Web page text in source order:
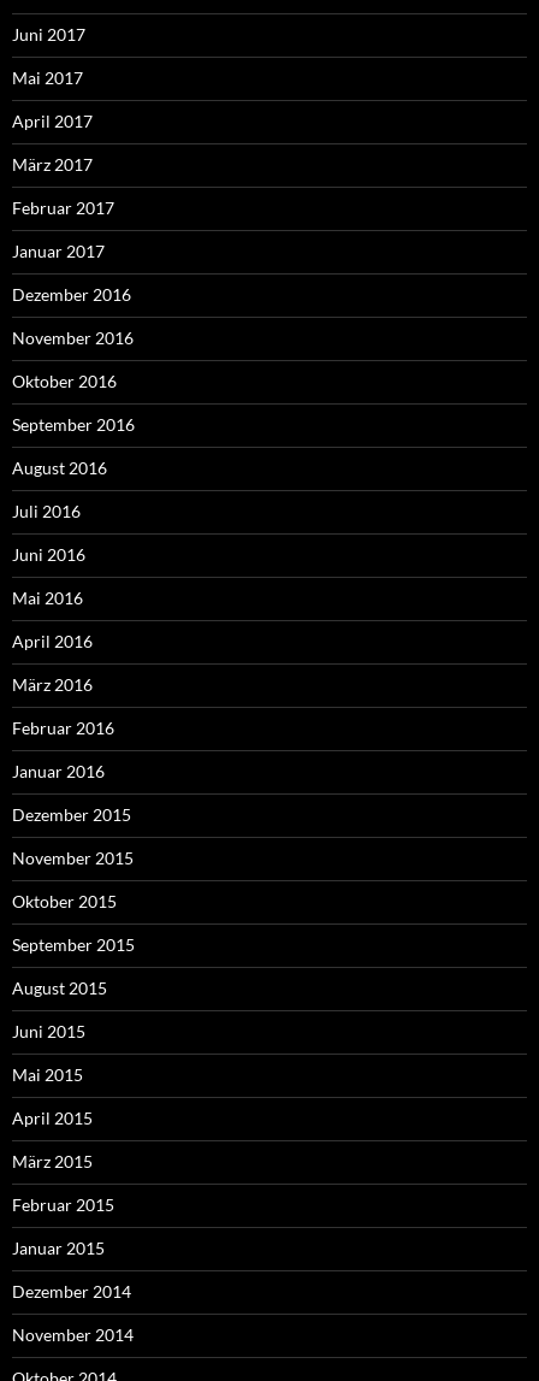
Juni 2017
Mai 2017
April 2017
März 2017
Februar 2017
Januar 2017
Dezember 2016
November 2016
Oktober 2016
September 2016
August 2016
Juli 2016
Juni 2016
Mai 2016
April 2016
März 2016
Februar 2016
Januar 2016
Dezember 2015
November 2015
Oktober 2015
September 2015
August 2015
Juni 2015
Mai 2015
April 2015
März 2015
Februar 2015
Januar 2015
Dezember 2014
November 2014